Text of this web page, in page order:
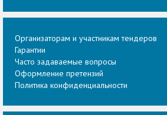
Организаторам и участникам тендеров
Гарантии
Часто задаваемые вопросы
Оформление претензий
Политика конфиденциальности